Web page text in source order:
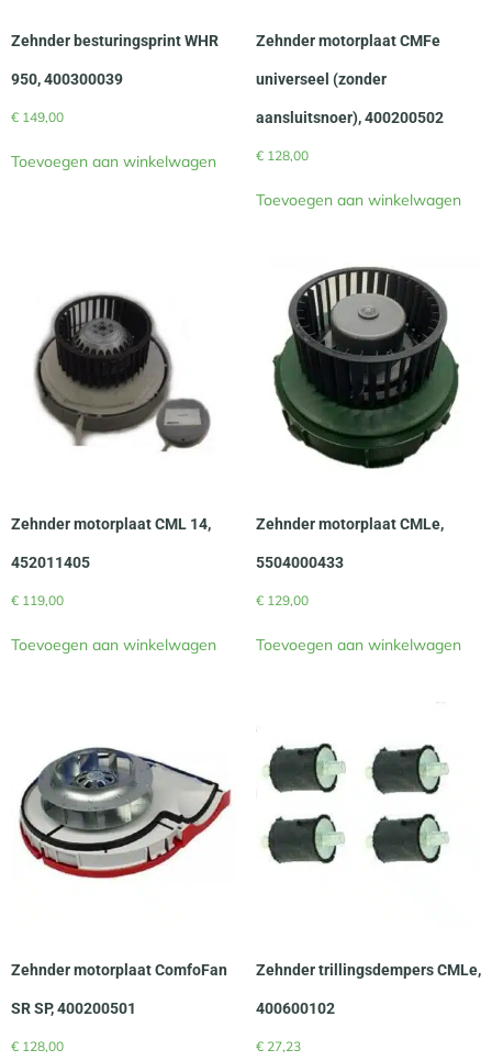
Zehnder besturingsprint WHR
950, 400300039
€ 149,00
Toevoegen aan winkelwagen
Zehnder motorplaat CMFe
universeel (zonder
aansluitsnoer), 400200502
€128,00
Toevoegen aan winkelwagen
Zehnder motorplaat CML 14,
452011405
€ 119,00
Toevoegen aan winkelwagen
Zehnder motorplaat CMLe,
5504000433
€129,00
Toevoegen aan winkelwagen
Zehnder motorplaat ComfoFan
SR SP, 400200501
€ 128,00
Zehnder trillingsdempers CMLe,
400600102
€27,23